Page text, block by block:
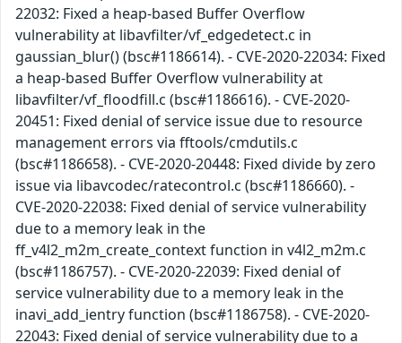
22032: Fixed a heap-based Buffer Overflow
vulnerability at libavfilter/vf_edgedetect.c in
gaussian_blur() (bsc#1186614). - CVE-2020-22034: Fixed
a heap-based Buffer Overflow vulnerability at
libavfilter/vf_floodfill.c (bsc#1186616). - CVE-2020-
20451: Fixed denial of service issue due to resource
management errors via fftools/cmdutils.c
(bsc#1186658). - CVE-2020-20448: Fixed divide by zero
issue via libavcodec/ratecontrol.c (bsc#1186660). -
CVE-2020-22038: Fixed denial of service vulnerability
due to a memory leak in the
ff_v4l2_m2m_create_context function in v4l2_m2m.c
(bsc#1186757). - CVE-2020-22039: Fixed denial of
service vulnerability due to a memory leak in the
inavi_add_ientry function (bsc#1186758). - CVE-2020-
22043: Fixed denial of service vulnerability due to a